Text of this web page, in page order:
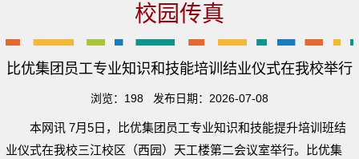
校园传真
比优集团员工专业知识和技能培训结业仪式在我校举行
浏览： 198 发布日期：2026-07-08
本网讯 7月5日，比优集团员工专业知识和技能提升培训班结
业仪式在我校三江校区（西园）天工楼第二会议室举行。比优集